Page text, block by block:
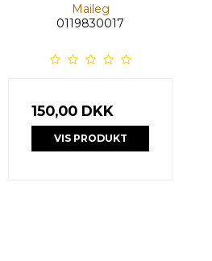
Maileg
0119830017
150,00 DKK
VIS PRODUKT